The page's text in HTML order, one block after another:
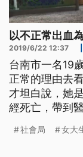
以不正常出血
2019/6/22 12:37
台南市一名19
正常的理由去
才坦白說，她
經死亡，帶到
大學生到台南
社會局 女大